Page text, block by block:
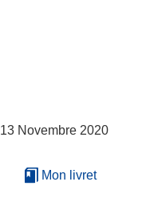
13 Novembre 2020
Mon livret